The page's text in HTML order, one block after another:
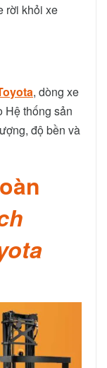
rời khỏi xe
, dòng xe
Hệ thống sản
độ bền và